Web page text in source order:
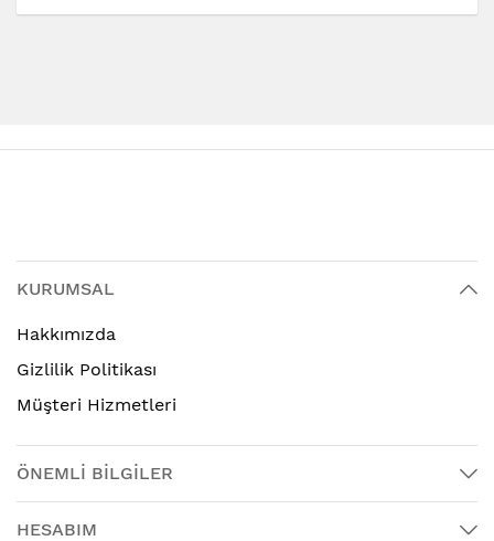
KURUMSAL
Hakkımızda
Gizlilik Politikası
Müşteri Hizmetleri
ÖNEMLİ BİLGİLER
HESABIM